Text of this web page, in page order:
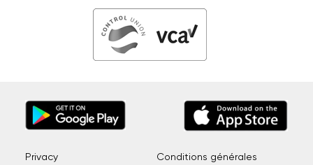
Privacy Conditions générales